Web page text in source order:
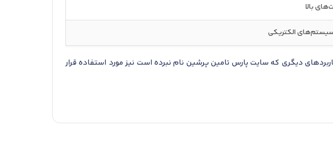
بالا
الکتریکی
دیگری که سایت پارس تامین پرشین نام نبرده است نیز مورد استفاده قرار